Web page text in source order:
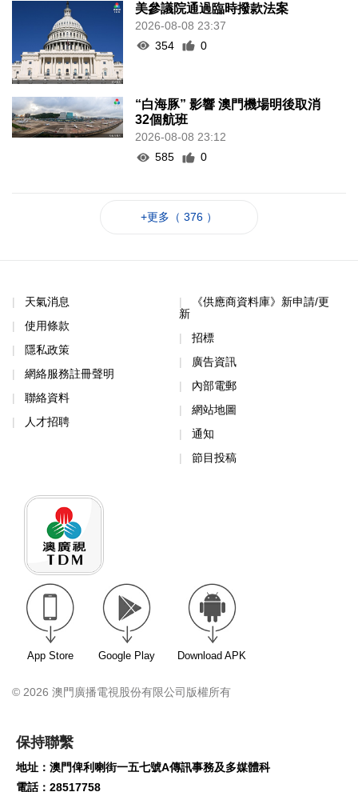
美參議院通過臨時撥款法案
2026-08-08 23:37
354
0
“白海豚” 影響 澳門機場明後取消
32個航班
2026-08-08 23:12
585
0
+更多（ 376 ）
天氣消息
使用條款
隱私政策
網絡服務註冊聲明
聯絡資料
人才招聘
《供應商資料庫》新申請/更
新
招標
廣告資訊
內部電郵
網站地圖
通知
節目投稿
App Store Google Play Download APK
© 2026 澳門廣播電視股份有限公司版權所有
保持聯繫
地址：澳門俾利喇街一五七號A傳訊事務及多媒體科
電話：28517758